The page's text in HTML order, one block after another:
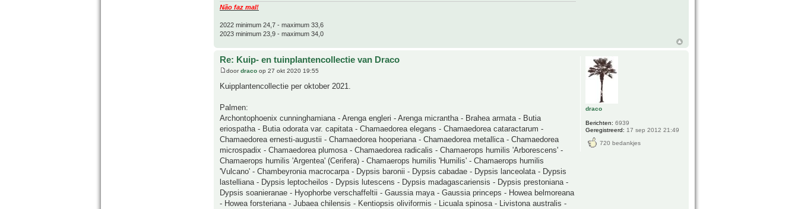
Não faz mal!
2022 minimum 24,7 - maximum 33,6
2023 minimum 23,9 - maximum 34,0
Re: Kuip- en tuinplantencollectie van Draco
doordraco op 27 okt 2020 19:55
Kuipplantencollectie per oktober 2021.
Palmen:
Archontophoenix cunninghamiana - Arenga engleri - Arenga micrantha - Brahea armata - Butia
eriospatha - Butia odorata var. capitata - Chamaedorea elegans - Chamaedorea cataractarum -
Chamaedorea ernesti-augustii - Chamaedorea hooperiana - Chamaedorea metallica - Chamaedorea
microspadix - Chamaedorea plumosa - Chamaedorea radicalis - Chamaerops humilis 'Arborescens' -
Chamaerops humilis 'Argentea' (Cerifera) - Chamaerops humilis 'Humilis' - Chamaerops humilis
'Vulcano' - Chambeyronia macrocarpa - Dypsis baronii - Dypsis cabadae - Dypsis lanceolata - Dypsis
lastelliana - Dypsis leptocheilos - Dypsis lutescens - Dypsis madagascariensis - Dypsis prestoniana -
Dypsis soanieranae - Hyophorbe verschaffeltii - Gaussia maya - Gaussia princeps - Howea belmoreana
- Howea forsteriana - Jubaea chilensis - Kentiopsis oliviformis - Licuala spinosa - Livistona australis -
draco
Berichten: 6939
Geregistreerd: 17 sep 2012 21:49
720 bedankjes